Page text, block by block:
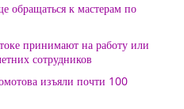
обращаться к мастерам по
принимают на работу или
сотрудников
изъяли почти 100